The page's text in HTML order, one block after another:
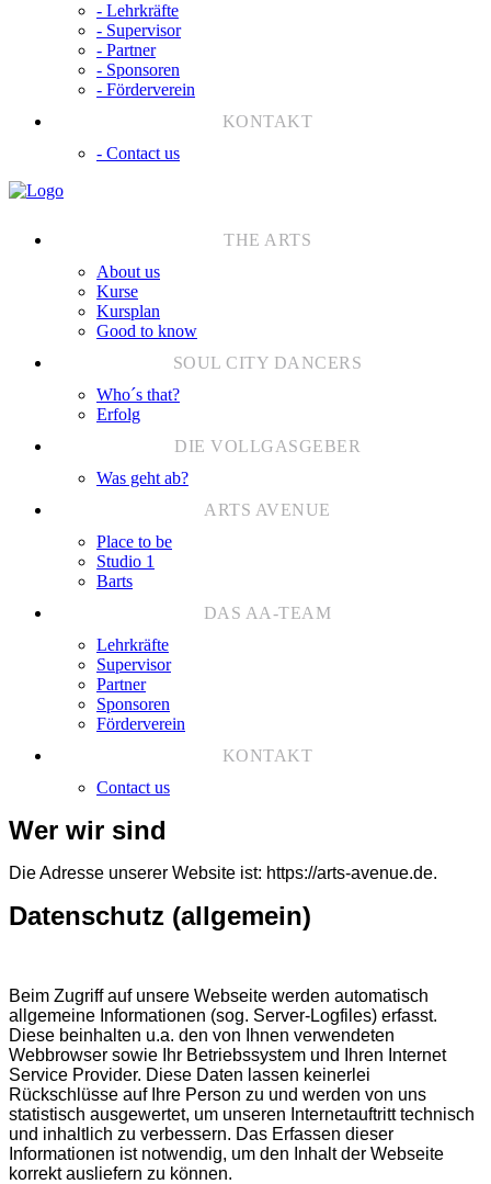
- Lehrkräfte
- Supervisor
- Partner
- Sponsoren
- Förderverein
- Contact us
About us
Kurse
Kursplan
Good to know
Who´s that?
Erfolg
Was geht ab?
Place to be
Studio 1
Barts
Lehrkräfte
Supervisor
Partner
Sponsoren
Förderverein
Contact us
Wer wir sind
Die Adresse unserer Website ist: https://arts-avenue.de.
Datenschutz (allgemein)
Beim Zugriff auf unsere Webseite werden automatisch
allgemeine Informationen (sog. Server-Logfiles) erfasst.
Diese beinhalten u.a. den von Ihnen verwendeten
Webbrowser sowie Ihr Betriebssystem und Ihren Internet
Service Provider. Diese Daten lassen keinerlei
Rückschlüsse auf Ihre Person zu und werden von uns
statistisch ausgewertet, um unseren Internetauftritt technisch
und inhaltlich zu verbessern. Das Erfassen dieser
Informationen ist notwendig, um den Inhalt der Webseite
korrekt ausliefern zu können.